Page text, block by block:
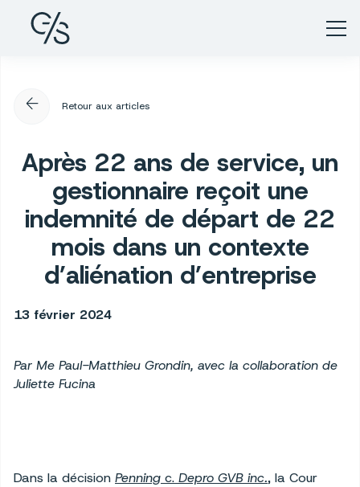
arrow_back Retour aux articles
Après 22 ans de service, un
gestionnaire reçoit une
indemnité de départ de 22
mois dans un contexte
d’aliénation d’entreprise
13 février 2024
Par Me Paul-Matthieu Grondin, avec la collaboration de
Juliette Fucina
Dans la décision Penning c. Depro GVB inc., la Cour